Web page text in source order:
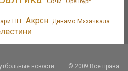
Оренбург
НН Акрон Динамо Махачкала
новости
© 2009 Все права